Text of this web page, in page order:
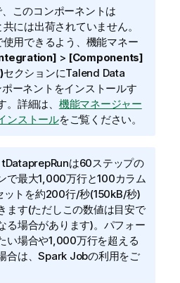
このコンポーネントは
共には出荷されていません。
使用できるよう、機能マネー
> [Components]
セクションにTalend Data
ポーネントをインストールす
。詳細は、 機能マネージャー
ンストールをご覧ください。
は60ステップの
で最大1,000万行と100カラム
ットを約200行/秒(150kB/秒)
ます(ただしこの数値は目安で
る場合があります)。パフォー
い場合や1,000万行を超える
合は、Spark Jobの利用をご